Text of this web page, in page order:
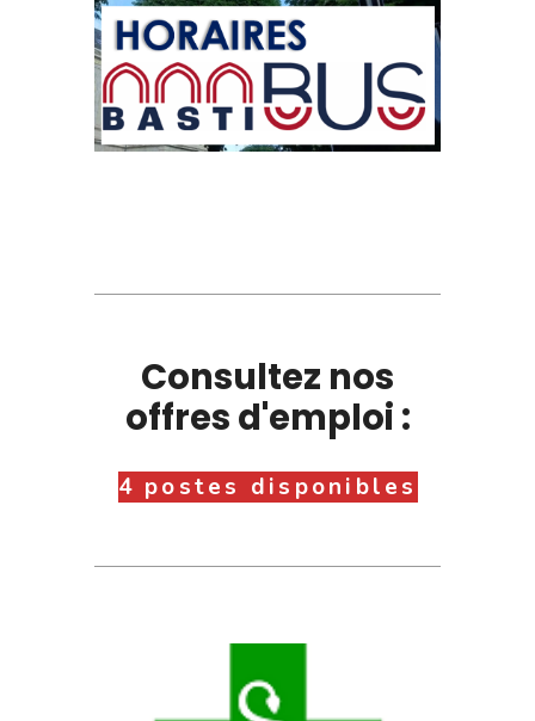
Consultez nos
offres d'emploi :
4 postes disponibles